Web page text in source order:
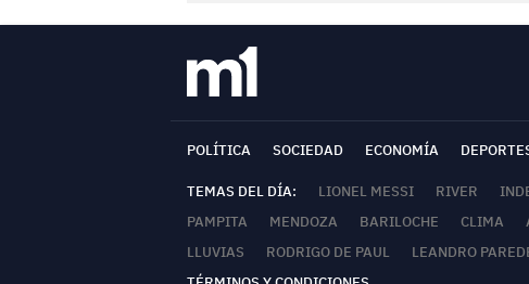
POLÍTICA SOCIEDAD ECONOMÍA
TEMAS DEL DÍA: LIONEL MESSI RIVER
PAMPITA
MENDOZA BARILOCHE CLIMA
LLUVIAS
RODRIGO DE PAUL LEANDRO